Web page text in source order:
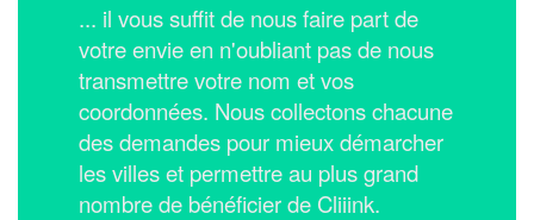
... il vous suffit de nous faire part de
votre envie en n'oubliant pas de nous
transmettre votre nom et vos
coordonnées. Nous collectons chacune
des demandes pour mieux démarcher
les villes et permettre au plus grand
nombre de bénéficier de Cliiink.